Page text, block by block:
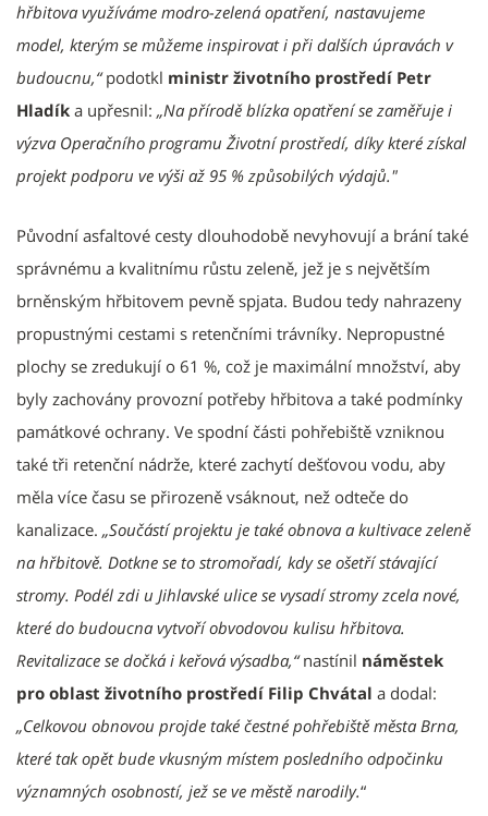
hřbitova využíváme modro-zelená opatření, nastavujeme
model, kterým se můžeme inspirovat i při dalších úpravách v
budoucnu,“podotkl ministr životního prostředí Petr
Hladík a upřesnil: „Na přírodě blízka opatření se zaměřuje i
výzva Operačního programu Životní prostředí, díky které získal
projekt podporu ve výši až 95 % způsobilých výdajů."
Původní asfaltové cesty dlouhodobě nevyhovují a brání také
správnému a kvalitnímu růstu zeleně, jež je s největším
brněnským hřbitovem pevně spjata. Budou tedy nahrazeny
propustnými cestami s retenčními trávníky. Nepropustné
plochy se zredukují o 61 %, což je maximální množství, aby
byly zachovány provozní potřeby hřbitova a také podmínky
památkové ochrany. Ve spodní části pohřebiště vzniknou
také tři retenční nádrže, které zachytí dešťovou vodu, aby
měla více času se přirozeně vsáknout, než odteče do
kanalizace. „Součástí projektu je také obnova a kultivace zeleně
na hřbitově. Dotkne se to stromořadí, kdy se ošetří stávající
stromy. Podél zdi u Jihlavské ulice se vysadí stromy zcela nové,
které do budoucna vytvoří obvodovou kulisu hřbitova.
Revitalizace se dočká i keřová výsadba,“nastínil náměstek
pro oblast životního prostředí Filip Chvátal a dodal:
„Celkovou obnovou projde také čestné pohřebiště města Brna,
které tak opět bude vkusným místem posledního odpočinku
významných osobností, jež se ve městě narodily.“